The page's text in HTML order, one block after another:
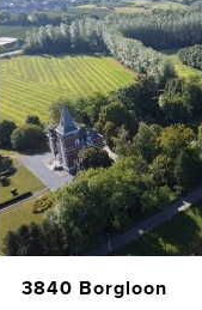
3840 Borgloon